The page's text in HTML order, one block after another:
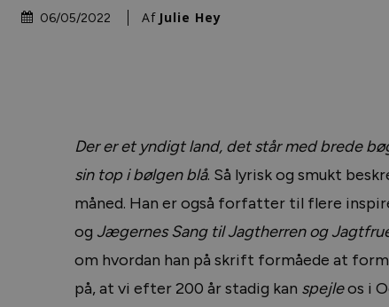
06/05/2022 Af Julie Hey
Der er et yndigt land, det står med brede
sin top i bølgen blå. Så lyrisk og smukt
måned. Han er også forfatter til flere
og Jægernes Sang til Jagtherren og
om hvordan han på skrift formåede at
på, at vi efter 200 år stadig kan spejleos i